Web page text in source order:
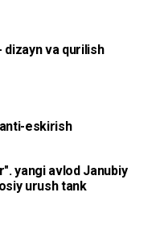
dizayn va qurilish
eskirish
yangi avlod Janubiy
urush tank